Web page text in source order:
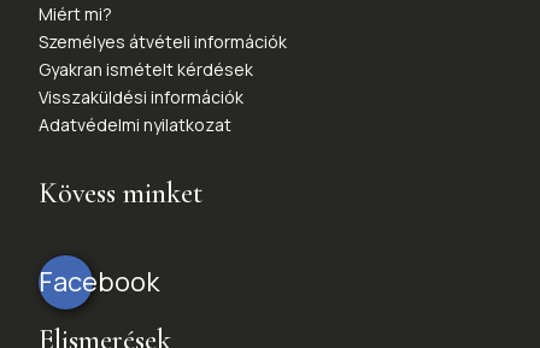
Miért mi?
Személyes átvételi információk
Gyakran ismételt kérdések
Visszaküldési információk
Adatvédelmi nyilatkozat
Kövess minket
Facebook
Elismerések